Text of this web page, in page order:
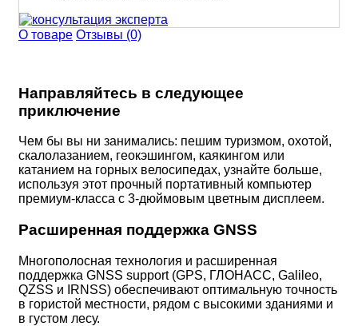
О товаре Отзывы (0)
Направляйтесь в следующее
приключение
Чем бы вы ни занимались: пешим туризмом, охотой,
скалолазанием, геокэшингом, каякингом или
катанием на горных велосипедах, узнайте больше,
используя этот прочный портативный компьютер
премиум-класса с 3-дюймовым цветным дисплеем.
Расширенная поддержка GNSS
Многополосная технология и расширенная
поддержка GNSS support (GPS, ГЛОНАСС, Galileo,
QZSS и IRNSS) обеспечивают оптимальную точность
в гористой местности, рядом с высокими зданиями и
в густом лесу.